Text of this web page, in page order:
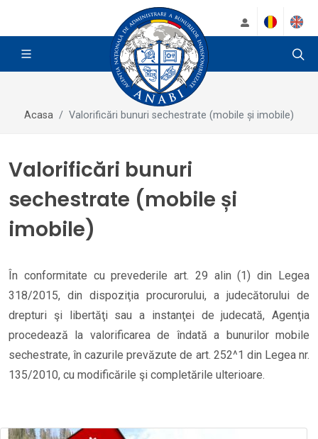
Acasa Valorificări bunuri sechestrate (mobile și imobile)
Valorificări bunuri
sechestrate (mobile și
imobile)
În conformitate cu prevederile art. 29 alin (1) din Legea
318/2015, din dispoziţia procurorului, a judecătorului de
drepturi şi libertăţi sau a instanţei de judecată, Agenţia
procedează la valorificarea de îndată a bunurilor mobile
sechestrate, în cazurile prevăzute de art. 252^1 din Legea nr.
135/2010, cu modificările şi completările ulterioare.